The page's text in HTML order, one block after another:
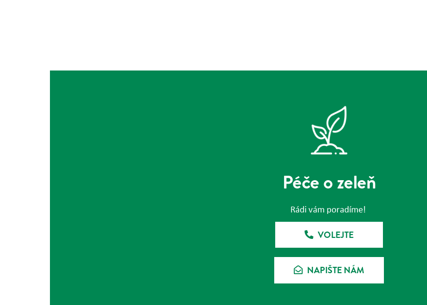
Péče o zeleň
Rádi vám poradíme!
VOLEJTE
NAPIŠTE NÁM